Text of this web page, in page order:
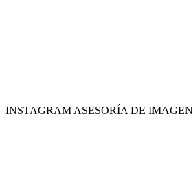
INSTAGRAM ASESORÍA DE IMAGEN